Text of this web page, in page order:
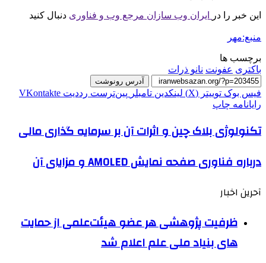
این خبر را در ایران وب سازان مرجع وب و فناوری دنبال کنید
منبع:مهر
برچسب ها
باکتری عفونت نانو ذرات
آدرس رونوشت
فیس بوک توییتر (X) لینکدین ‫تامبلر ‫پین‌ترست ‫رددیت ‫VKontakte
رایانامه چاپ
تکنولوژی بلاک چین و اثرات آن بر سرمایه گذاری مالی
درباره فناوری صفحه نمایش AMOLED و مزایای آن
آحرین اخبار
ظرفیت پژوهشی هر عضو هیئت‌علمی از حمایت
های بنیاد ملی علم اعلام شد